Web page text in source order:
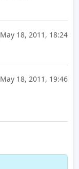
May 18, 2011, 18:24
May 18, 2011, 19:46